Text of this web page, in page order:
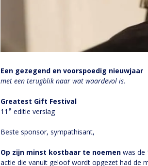
Een gezegend en voorspoedig nieuwjaar
met een terugblik naar wat waardevol is.
Greatest Gift Festival
11 e editie verslag
Beste sponsor, sympathisant,
Op zijn minst kostbaar te noemen was de
actie die vanuit geloof wordt opgezet had de